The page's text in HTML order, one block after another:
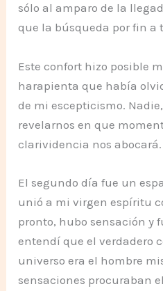
sólo al amparo de la
que la búsqueda por fin a
Este confort hizo posible
harapienta que había
de mi escepticismo.
revelarnos en que
clarividencia nos abocará.
El segundo día fue un
unió a mi virgen espíritu
pronto, hubo sensación y
entendí que el verdadero
universo era el hombre
sensaciones procuraban